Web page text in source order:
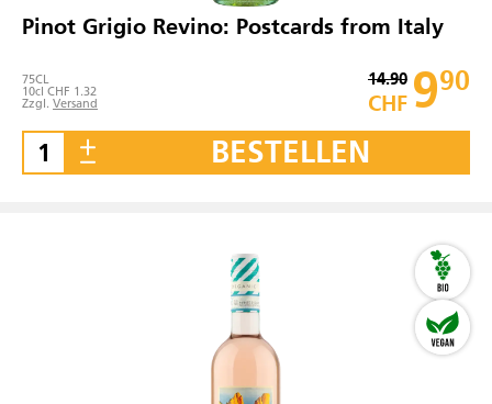
Pinot Grigio Revino: Postcards from Italy
75CL
10cl CHF 1.32
Zzgl. Versand
14.90
CHF 990
BESTELLEN